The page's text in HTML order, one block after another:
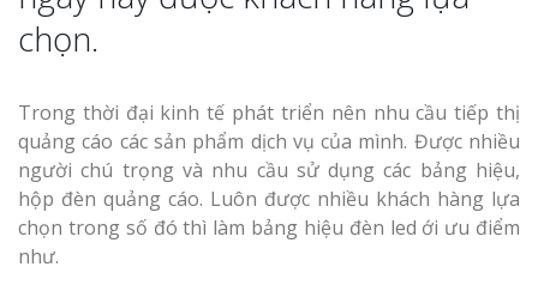
chọn.
Trong thời đại kinh tế phát triển nên nhu cầu tiếp thị
quảng cáo các sản phẩm dịch vụ của mình. Được nhiều
người chú trọng và nhu cầu sử dụng các bảng hiệu,
hộp đèn quảng cáo. Luôn được nhiều khách hàng lựa
chọn trong số đó thì làm bảng hiệu đèn led ới ưu điểm
như.
Làm Biển
Rẻ Tại Vinh Giải Pháp
Quả